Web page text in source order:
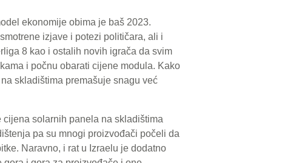
ekonomije obima je baš 2023.
izjave i potezi političara, ali i
8 kao i ostalih novih igrača da svim
i počnu obarati cijene modula. Kako
skladištima premašuje snagu već
solarnih panela na skladištima
pa su mnogi proizvođači počeli da
Naravno, i rat u Izraelu je dodatno